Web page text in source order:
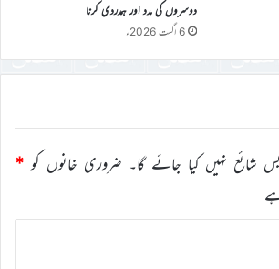
دوسروں کی مدد اور ہمدردی کرنا
6 اگست 2026ء
شائع نہیں کیا جائے گا۔ ضروری خانوں کو *